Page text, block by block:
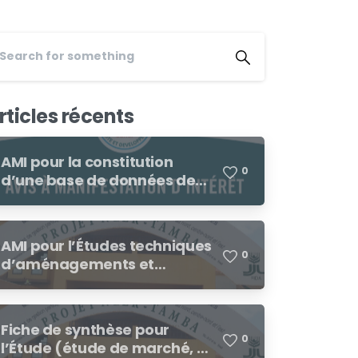
récents
AMI pour la constitution
d’une base de données de
fournisseurs/prestataires
dans le cadre des
procédures de demandes
d’offres de prix, demande de
cotation
0
AMI pour l’Études techniques
d’aménagements et
environnementales de 250
ha de bas-fonds à
consolider dans le cadre du
RESI-2P
0
Fiche de synthèse pour
l’Étude (étude de marché, de
0